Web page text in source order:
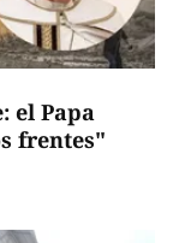
el Papa
frentes"